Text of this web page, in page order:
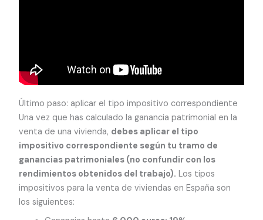
Último paso: aplicar el tipo impositivo correspondiente
Una vez que has calculado la ganancia patrimonial en la
venta de una vivienda, debes aplicar el tipo
impositivo correspondiente según tu tramo de
ganancias patrimoniales (no confundir con los
rendimientos obtenidos del trabajo). Los tipos
impositivos para la venta de viviendas en España son
los siguientes: